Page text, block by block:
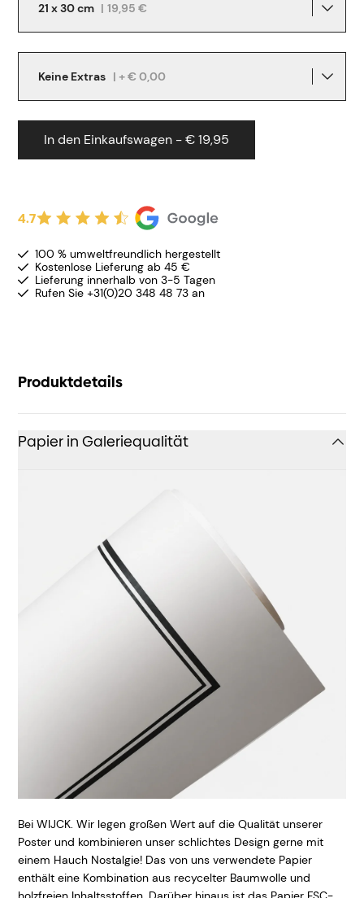
21 x 30 cm | 19,95 €
Keine Extras | + € 0,00
In den Einkaufswagen - € 19,95
4.7
100 % umweltfreundlich hergestellt
Kostenlose Lieferung ab 45 €
Lieferung innerhalb von 3-5 Tagen
Rufen Sie +31(0)20 348 48 73 an
Produktdetails
Papier in Galeriequalität
Bei WIJCK. Wir legen großen Wert auf die Qualität unserer
Poster und kombinieren unser schlichtes Design gerne mit
einem Hauch Nostalgie! Das von uns verwendete Papier
enthält eine Kombination aus recycelter Baumwolle und